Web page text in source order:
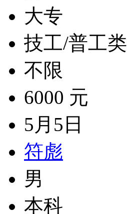
大专
技工/普工类
不限
6000 元
5月5日
符彪
男
本科